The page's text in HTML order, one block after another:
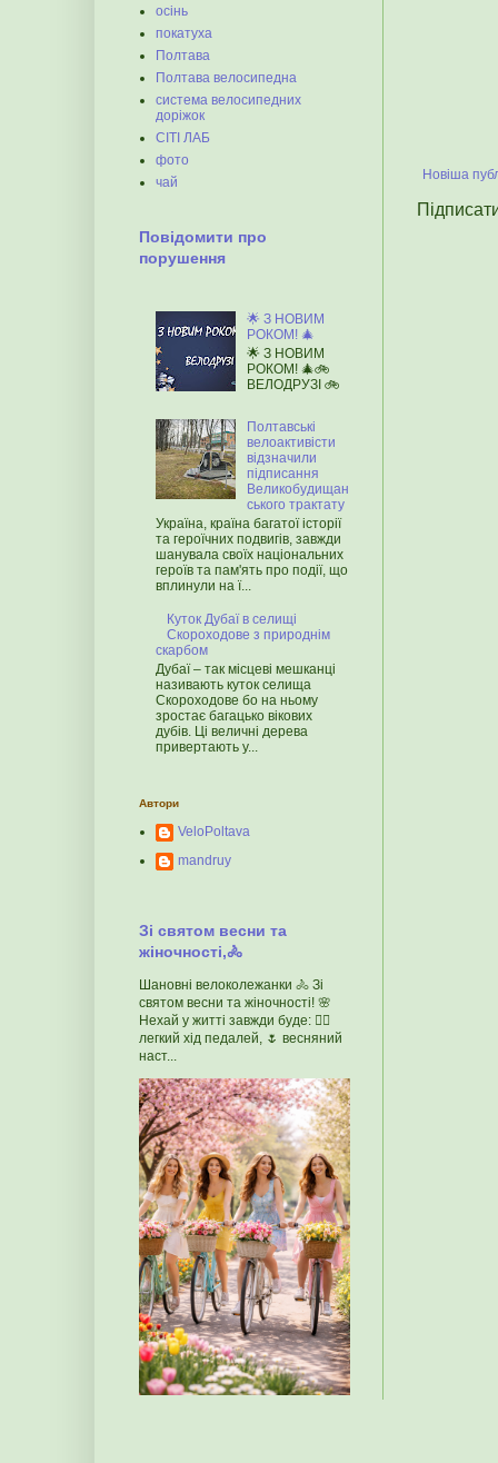
Новіша
осінь
покатуха
Полтава
Полтава велосипедна
система велосипедних
доріжок
СІТІ ЛАБ
фото
чай
Повідомити про
порушення
🌟 З НОВИМ
РОКОМ! 🎄
🌟 З НОВИМ
РОКОМ! 🎄🚲
ВЕЛОДРУЗІ 🚲
Полтавські
велоактивісти
відзначили
підписання
Великобудищан
ського трактату
Україна, країна багатої історії
та героїчних подвигів, завжди
шанувала своїх національних
героїв та пам'ять про події, що
вплинули на ї...
Куток Дубаї в селищі
Скороходове з природнім
скарбом
Дубаї – так місцеві мешканці
називають куток селища
Скороходове бо на ньому
зростає багацько вікових
дубів. Ці величні дерева
привертають у...
Автори
VeloPoltava
mandruy
Зі святом весни та
жіночності,🚴
Шановні велоколежанки 🚴 Зі
святом весни та жіночності! 🌸
Нехай у житті завжди буде: 🚴‍♀️
легкий хід педалей, 🌷 весняний
наст...